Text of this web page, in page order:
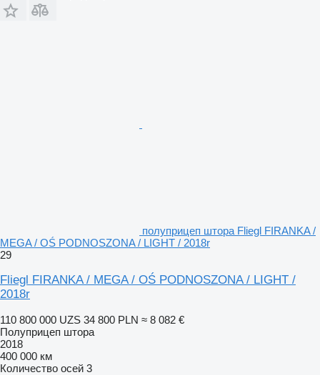
полуприцеп штора Fliegl FIRANKA /
MEGA / OŚ PODNOSZONA / LIGHT / 2018r
29
Fliegl FIRANKA / MEGA / OŚ PODNOSZONA / LIGHT /
2018r
110 800 000 UZS 34 800 PLN ≈ 8 082 €
Полуприцеп штора
2018
400 000 км
Количество осей 3